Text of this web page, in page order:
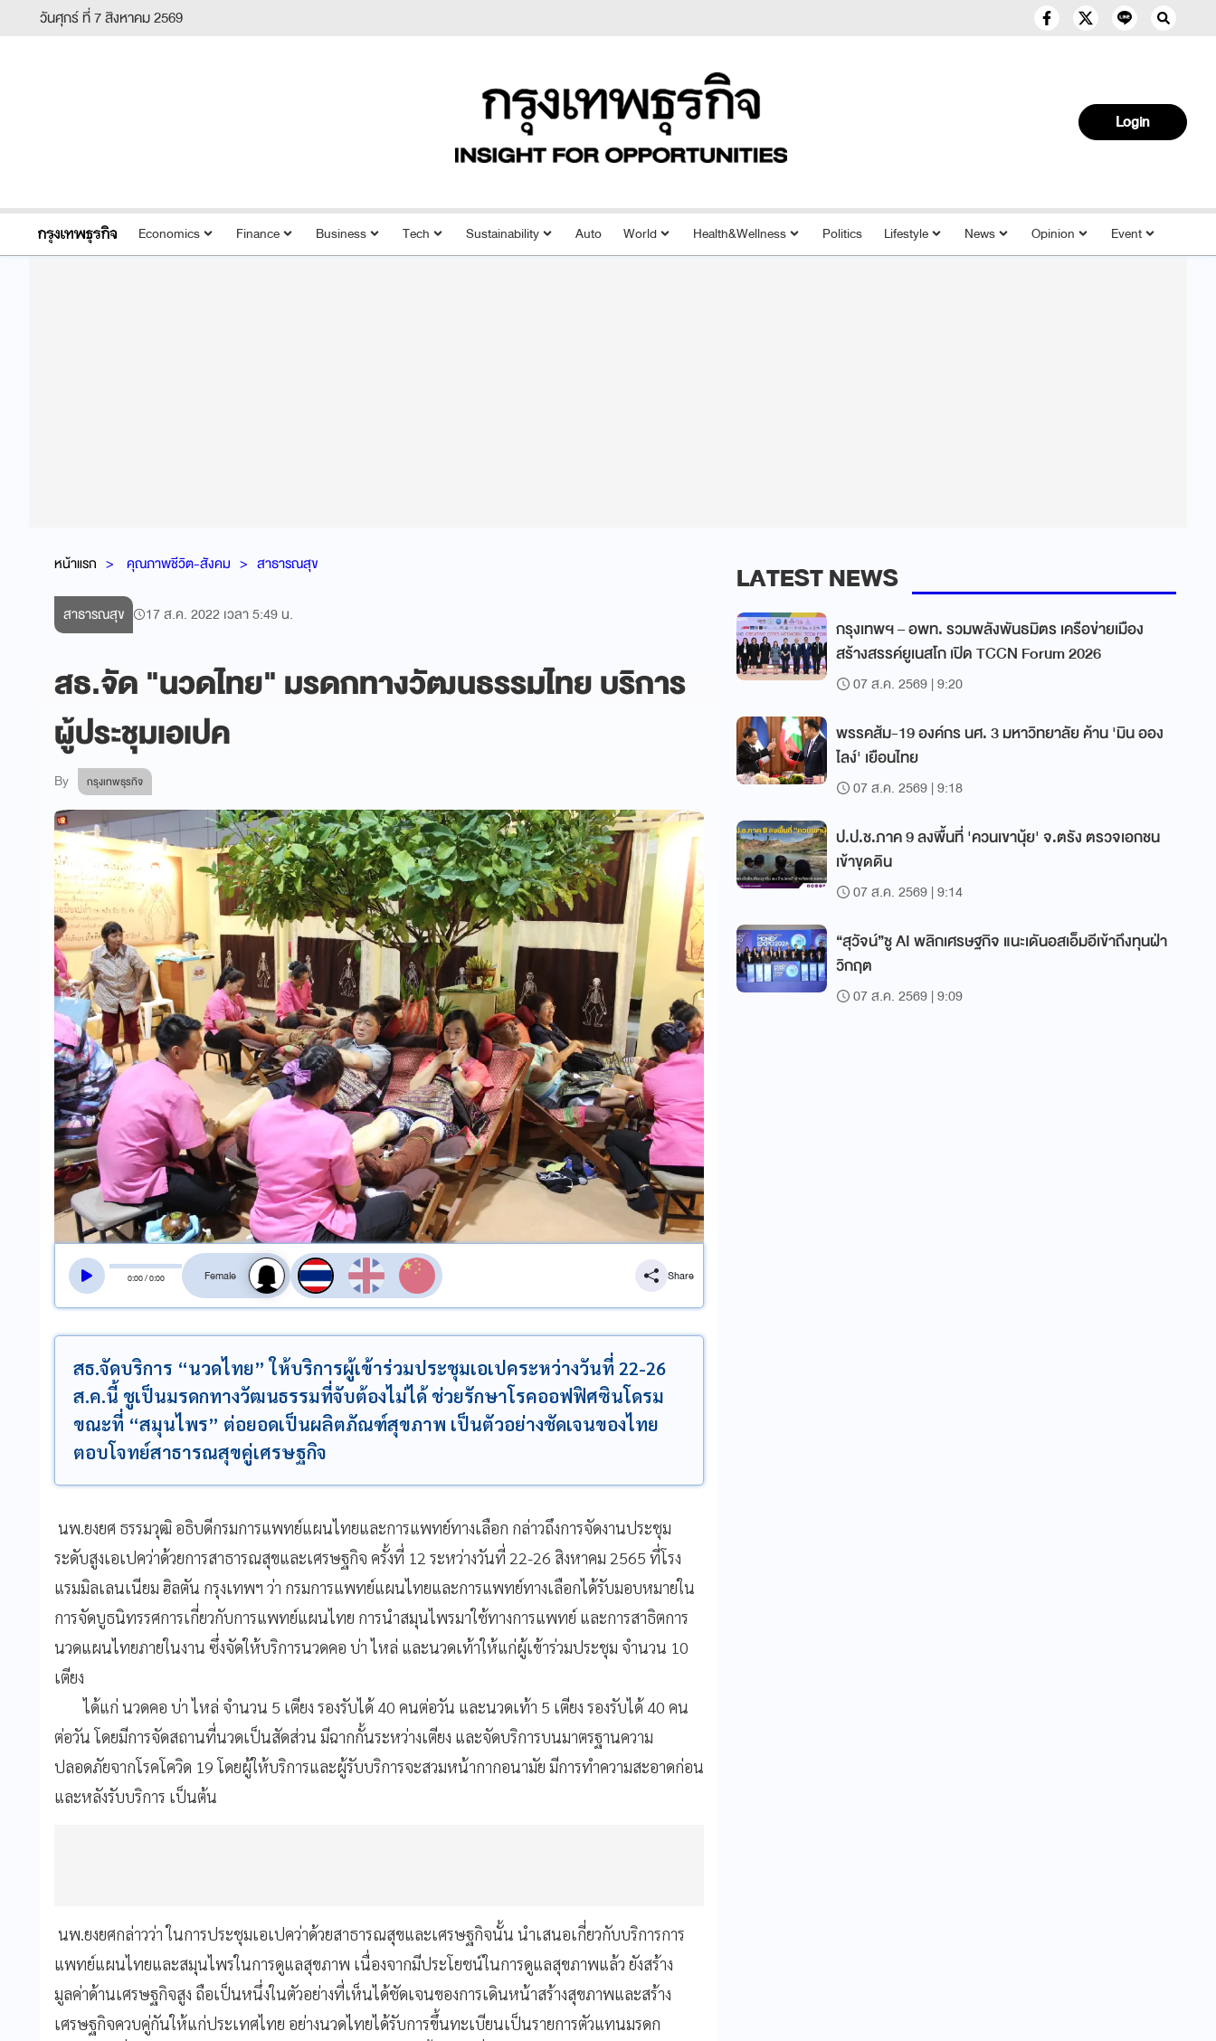
วันศุกร์ ที่ 7 สิงหาคม 2569
Login
Economics Finance Business Tech Sustainability Auto World Health&Wellness Politics Lifestyle News Opinion Event
หน้าแรก คุณภาพชีวิต-สังคม สาธารณสุข
สาธารณสุข 17 ส.ค. 2022 เวลา 5:49 น.
สธ.จัด "นวดไทย" มรดกทางวัฒนธรรมไทย บริการ
ผู้ประชุมเอเปค
By กรุงเทพธุรกิจ
0:00/0:00
สลับเสียงอ่าน
Share
สธ.จัดบริการ “นวดไทย” ให้บริการผู้เข้าร่วมประชุมเอเปคระหว่างวันที่ 22-26
ส.ค.นี้ ชูเป็นมรดกทางวัฒนธรรมที่จับต้องไม่ได้ ช่วยรักษาโรคออฟฟิศซินโดรม
ขณะที่ “สมุนไพร” ต่อยอดเป็นผลิตภัณฑ์สุขภาพ เป็นตัวอย่างชัดเจนของไทย
ตอบโจทย์สาธารณสุขคู่เศรษฐกิจ
นพ.ยงยศ ธรรมวุฒิ อธิบดีกรมการแพทย์แผนไทยและการแพทย์ทางเลือก กล่าวถึงการจัดงานประชุม
ระดับสูงเอเปคว่าด้วยการสาธารณสุขและเศรษฐกิจ ครั้งที่ 12 ระหว่างวันที่ 22-26 สิงหาคม 2565 ที่โรง
แรมมิลเลนเนียม ฮิลตัน กรุงเทพฯ ว่า กรมการแพทย์แผนไทยและการแพทย์ทางเลือกได้รับมอบหมายใน
การจัดบูธนิทรรศการเกี่ยวกับการแพทย์แผนไทย การนำสมุนไพรมาใช้ทางการแพทย์ และการสาธิตการ
นวดแผนไทยภายในงาน ซึ่งจัดให้บริการนวดคอ บ่า ไหล่ และนวดเท้าให้แก่ผู้เข้าร่วมประชุม จำนวน 10
เตียง
ได้แก่ นวดคอ บ่า ไหล่ จำนวน 5 เตียง รองรับได้ 40 คนต่อวัน และนวดเท้า 5 เตียง รองรับได้ 40 คน
ต่อวัน โดยมีการจัดสถานที่นวดเป็นสัดส่วน มีฉากกั้นระหว่างเตียง และจัดบริการบนมาตรฐานความ
ปลอดภัยจากโรคโควิด 19 โดยผู้ให้บริการและผู้รับบริการจะสวมหน้ากากอนามัย มีการทำความสะอาดก่อน
และหลังรับบริการ เป็นต้น
นพ.ยงยศกล่าวว่า ในการประชุมเอเปคว่าด้วยสาธารณสุขและเศรษฐกิจนั้น นำเสนอเกี่ยวกับบริการการ
แพทย์แผนไทยและสมุนไพรในการดูแลสุขภาพ เนื่องจากมีประโยชน์ในการดูแลสุขภาพแล้ว ยังสร้าง
มูลค่าด้านเศรษฐกิจสูง ถือเป็นหนึ่งในตัวอย่างที่เห็นได้ชัดเจนของการเดินหน้าสร้างสุขภาพและสร้าง
เศรษฐกิจควบคู่กันให้แก่ประเทศไทย อย่างนวดไทยได้รับการขึ้นทะเบียนเป็นรายการตัวแทนมรดก
LATEST NEWS
กรุงเทพฯ – อพท. รวมพลังพันธมิตร เครือข่ายเมือง
สร้างสรรค์ยูเนสโก เปิด TCCN Forum 2026
07 ส.ค. 2569 | 9:20
พรรคส้ม-19 องค์กร นศ. 3 มหาวิทยาลัย ค้าน 'มิน ออง
ไลง์' เยือนไทย
07 ส.ค. 2569 | 9:18
ป.ป.ช.ภาค 9 ลงพื้นที่ 'ควนเขานุ้ย' จ.ตรัง ตรวจเอกชน
เข้าขุดดิน
07 ส.ค. 2569 | 9:14
“สุวัจน์”ชู AI พลิกเศรษฐกิจ แนะเดันอสเอ็มอีเข้าถึงทุนฝ่า
วิกฤต
07 ส.ค. 2569 | 9:09